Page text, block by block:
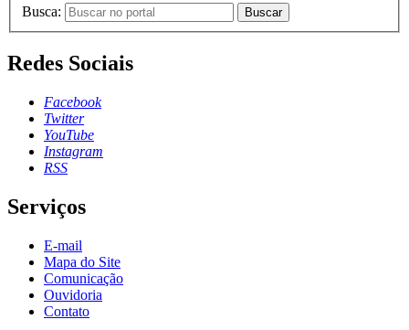
Busca: Buscar
Redes Sociais
Facebook
Twitter
YouTube
Instagram
RSS
Serviços
E-mail
Mapa do Site
Comunicação
Ouvidoria
Contato